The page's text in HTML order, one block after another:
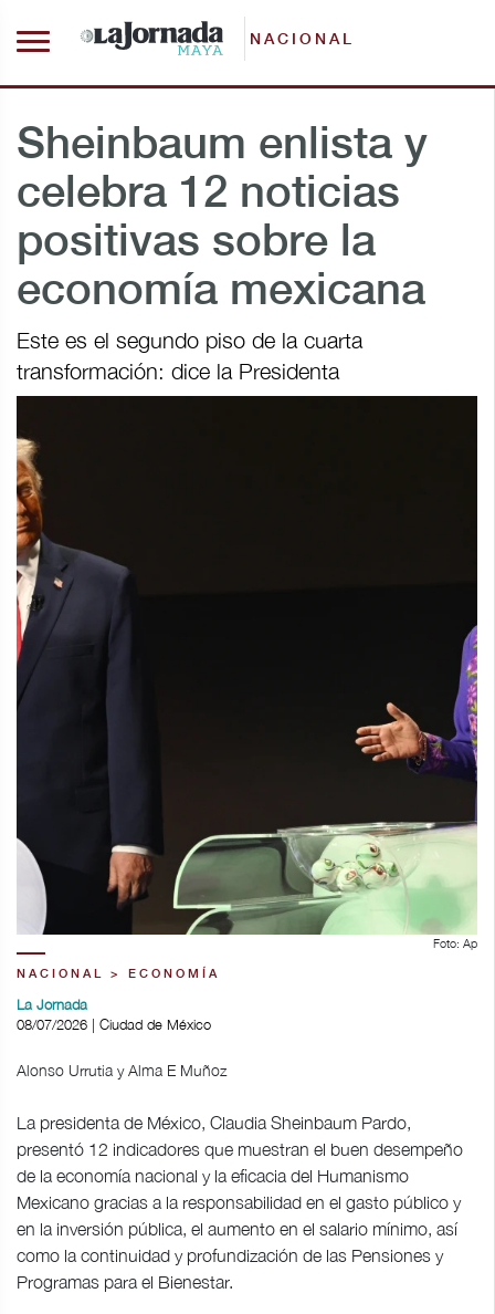
NACIONAL
Sheinbaum enlista y
celebra 12 noticias
positivas sobre la
economía mexicana
Este es el segundo piso de la cuarta
transformación: dice la Presidenta
Foto: Ap
NACIONAL > ECONOMÍA
La Jornada
08/07/2026 | Ciudad de México
Alonso Urrutia y Alma E Muñoz
La presidenta de México, Claudia Sheinbaum Pardo,
presentó 12 indicadores que muestran el buen desempeño
de la economía nacional y la eficacia del Humanismo
Mexicano gracias a la responsabilidad en el gasto público y
en la inversión pública, el aumento en el salario mínimo, así
como la continuidad y profundización de las Pensiones y
Programas para el Bienestar.